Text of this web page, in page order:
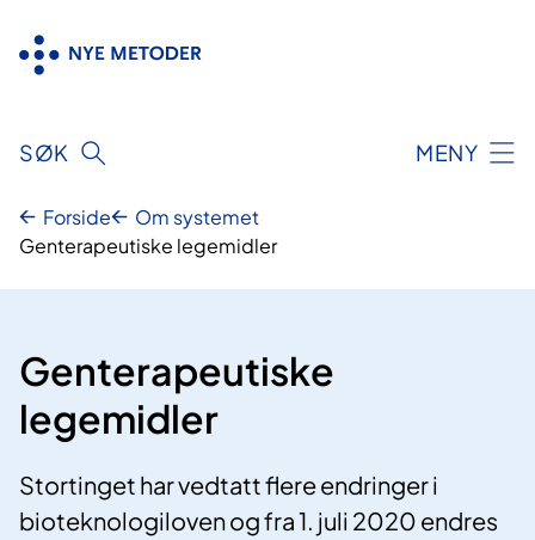
innhold
SØK MENY
Forside
Om systemet
Genterapeutiske legemidler
Genterapeutiske
legemidler
Stortinget har vedtatt flere endringer i
bioteknologiloven og fra 1. juli 2020 endres